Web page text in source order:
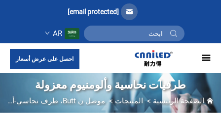
[email protected]
AR
احصل على عرض أسعار
طرفيات نحاسية وألومنيوم معزولة
الصفحة الرئيسية >المنتجات >موصل ن Butt، طرف نحاسي-ألمنيومي